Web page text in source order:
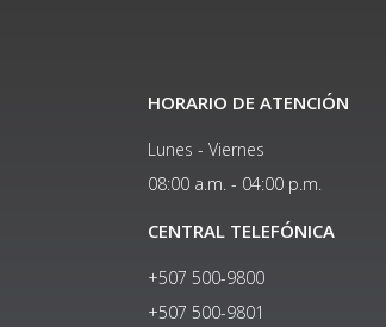
HORARIO DE ATENCIÓN
Lunes - Viernes
08:00 a.m. - 04:00 p.m.
CENTRAL TELEFÓNICA
+507 500-9800
+507 500-9801​